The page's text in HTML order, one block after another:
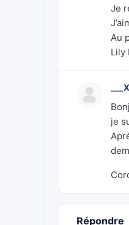
Je
Au
Lily
je
Répondre